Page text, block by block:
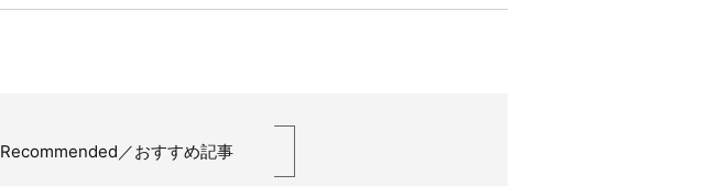
Recommended／おすすめ記事